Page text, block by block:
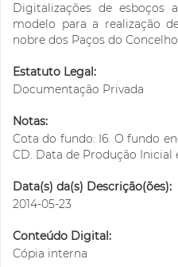
Digitalizações de esboços
modelo para a realização
nobre dos Paços do
Estatuto Legal:
Documentação Privada
Notas:
Cota do fundo: I6. O fundo
CD. Data de Produção Inicial
Data(s) da(s) Descrição(ões):
2014-05-23
Conteúdo Digital:
Cópia interna